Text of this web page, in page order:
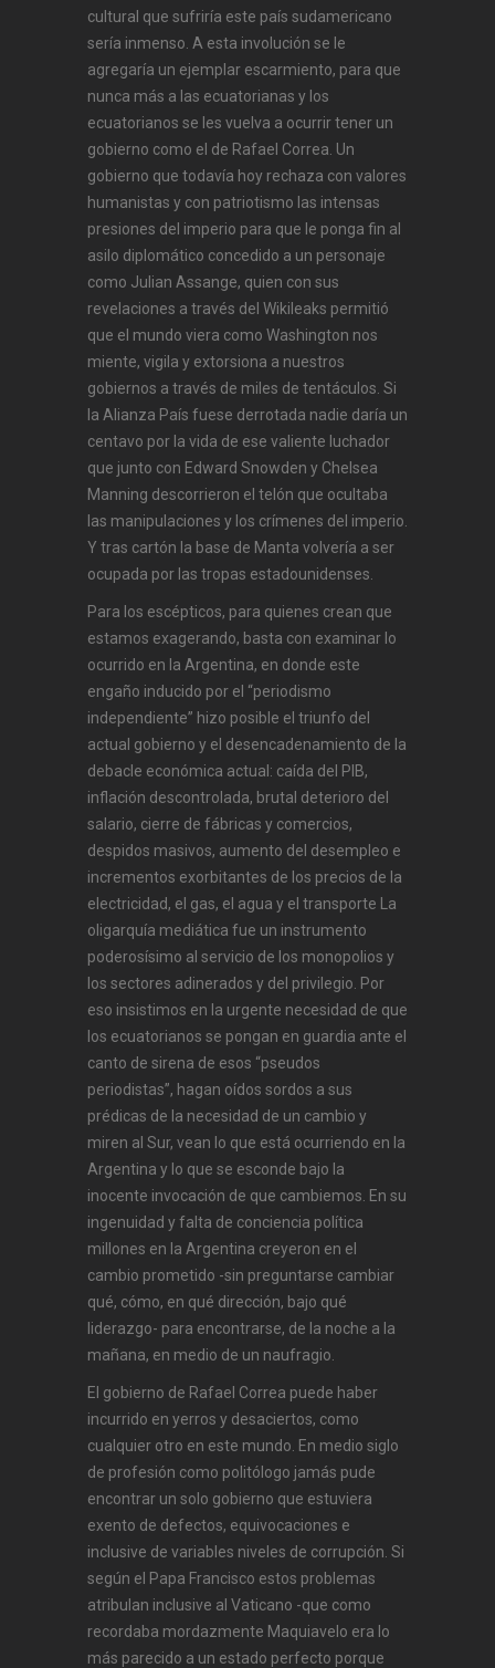
cultural que sufriría este país sudamericano
sería inmenso. A esta involución se le
agregaría un ejemplar escarmiento, para que
nunca más a las ecuatorianas y los
ecuatorianos se les vuelva a ocurrir tener un
gobierno como el de Rafael Correa. Un
gobierno que todavía hoy rechaza con valores
humanistas y con patriotismo las intensas
presiones del imperio para que le ponga fin al
asilo diplomático concedido a un personaje
como Julian Assange, quien con sus
revelaciones a través del Wikileaks permitió
que el mundo viera como Washington nos
miente, vigila y extorsiona a nuestros
gobiernos a través de miles de tentáculos. Si
la Alianza País fuese derrotada nadie daría un
centavo por la vida de ese valiente luchador
que junto con Edward Snowden y Chelsea
Manning descorrieron el telón que ocultaba
las manipulaciones y los crímenes del imperio.
Y tras cartón la base de Manta volvería a ser
ocupada por las tropas estadounidenses.
Para los escépticos, para quienes crean que
estamos exagerando, basta con examinar lo
ocurrido en la Argentina, en donde este
engaño inducido por el “periodismo
independiente” hizo posible el triunfo del
actual gobierno y el desencadenamiento de la
debacle económica actual: caída del PIB,
inflación descontrolada, brutal deterioro del
salario, cierre de fábricas y comercios,
despidos masivos, aumento del desempleo e
incrementos exorbitantes de los precios de la
electricidad, el gas, el agua y el transporte La
oligarquía mediática fue un instrumento
poderosísimo al servicio de los monopolios y
los sectores adinerados y del privilegio. Por
eso insistimos en la urgente necesidad de que
los ecuatorianos se pongan en guardia ante el
canto de sirena de esos “pseudos
periodistas”, hagan oídos sordos a sus
prédicas de la necesidad de un cambio y
miren al Sur, vean lo que está ocurriendo en la
Argentina y lo que se esconde bajo la
inocente invocación de que cambiemos. En su
ingenuidad y falta de conciencia política
millones en la Argentina creyeron en el
cambio prometido -sin preguntarse cambiar
qué, cómo, en qué dirección, bajo qué
liderazgo- para encontrarse, de la noche a la
mañana, en medio de un naufragio.
El gobierno de Rafael Correa puede haber
incurrido en yerros y desaciertos, como
cualquier otro en este mundo. En medio siglo
de profesión como politólogo jamás pude
encontrar un solo gobierno que estuviera
exento de defectos, equivocaciones e
inclusive de variables niveles de corrupción. Si
según el Papa Francisco estos problemas
atribulan inclusive al Vaticano -que como
recordaba mordazmente Maquiavelo era lo
más parecido a un estado perfecto porque